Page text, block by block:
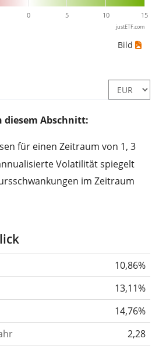
0 5 10 15
justETF.com
Bild
diesem Abschnitt:
für einen Zeitraum von 1, 3
Volatilität spiegelt
im Zeitraum
in der Vergangenheit
als risikoreicher. Wir
auf Basis der Daten der
damit du sehen kannst, ob
im Laufe der Zeit stärker
Weitere Informationen
10,86%
13,11%
14,76%
2,28